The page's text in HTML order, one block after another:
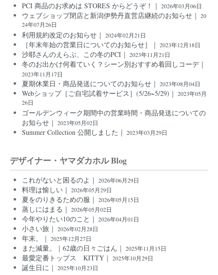
PCI 商品のお求めは STORES からどうぞ！｜ 2026年03月06日
ウェブショップ閉店と新潟伊勢丹直営店継続のお知らせ｜ 20
24年07月26日
利用規約改定のお知らせ｜ 2024年02月21日
［年末年始の営業日についてのお知らせ］｜ 2023年12月18日
沙耶さんのえらぶ、この冬のPCI｜ 2023年11月21日
冬のお出かけ何着ていく？シーン別おすすめ着回しコーデ｜
2023年11月17日
夏期休業日・商品発送についてのお知らせ｜ 2023年08月04日
Webショップ［ご自宅試着サービス］(5/26~5/29)｜ 2023年05月
26日
ゴールデンウィーク期間中の営業時間・商品発送についての
お知らせ｜ 2023年05月02日
Summer Collection 公開しました｜ 2023年03月29日
デザイナー・ヤマダカホル Blog
これがないと困るのよ｜ 2026年06月29日
料理は愉しい｜ 2026年05月29日
夏をのりきるための服｜ 2026年05月15日
蒸しにはまる｜ 2026年05月02日
今年やりたい10のこと｜ 2026年04月01日
小さい旅｜ 2026年02月28日
年末。｜ 2025年12月27日
また減量。｜62歳の日々ごはん｜ 2025年11月15日
最愛定番トップス KITTY｜ 2025年10月29日
誕生日に｜ 2025年10月23日